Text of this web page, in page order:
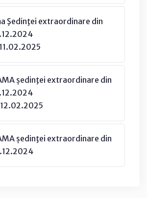
Şedinţei extraordinare din
ședinţei extraordinare din
ședinţei extraordinare din